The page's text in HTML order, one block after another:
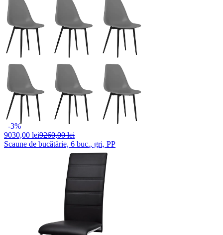
-3%
9030,00 lei9260,00 lei
Scaune de bucătărie, 6 buc., gri, PP